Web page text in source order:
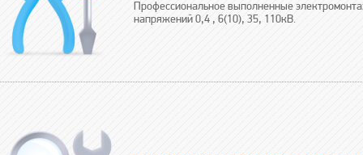
Профессиональное выполненные
напряжений 0,4 , 6(10), 35, 110кВ.